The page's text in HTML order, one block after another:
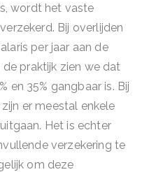
wordt het vaste
Bij overlijden
per jaar aan de
praktijk zien we dat
en 35% gangbaar is. Bij
er meestal enkele
Het is echter
verzekering te
om deze